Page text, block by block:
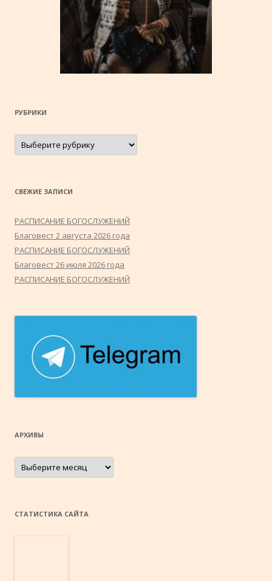
РУБРИКИ
Рубрики
СВЕЖИЕ ЗАПИСИ
РАСПИСАНИЕ БОГОСЛУЖЕНИЙ
Благовест 2 августа 2026 года
РАСПИСАНИЕ БОГОСЛУЖЕНИЙ
Благовест 26 июля 2026 года
РАСПИСАНИЕ БОГОСЛУЖЕНИЙ
АРХИВЫ
Архивы
СТАТИСТИКА САЙТА